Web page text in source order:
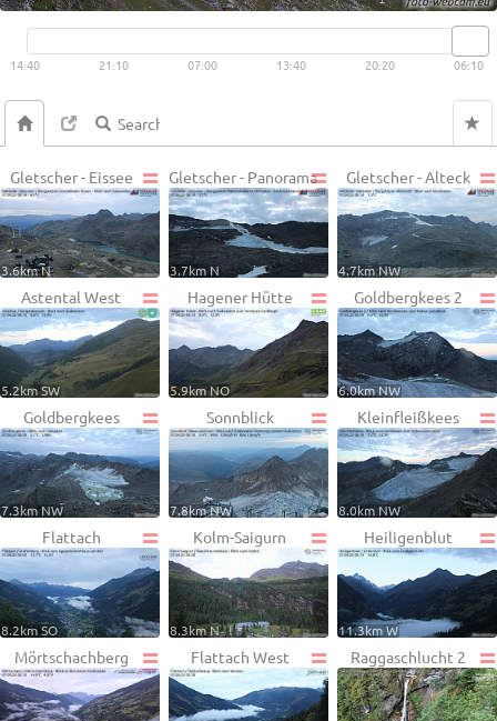
Live video available → View
14:40 21:10 07:00 13:40 20:20 06:10
Gletscher - Eissee
3.6km N
Gletscher - Panorama
3.7km N
Gletscher - Alteck
4.7km NW
Astental West
5.2km SW
Hagener Hütte
5.9km NO
Goldbergkees 2
6.0km NW
Goldbergkees
7.3km NW
Sonnblick
7.8km NW
Kleinfleißkees
8.0km NW
Flattach
8.2km SO
Kolm-Saigurn
8.3km N
Heiligenblut
11.3km W
Mörtschachberg Flattach West Raggaschlucht 2